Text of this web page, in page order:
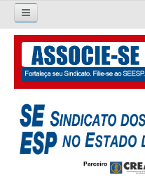
Pesquisar...
O SINDICATO
APRESENTAÇÃO
PALAVRA DO PRESIDENTE